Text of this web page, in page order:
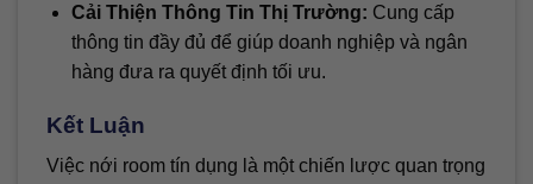
Cải Thiện Thông Tin Thị Trường: Cung cấp
thông tin đầy đủ để giúp doanh nghiệp và ngân
hàng đưa ra quyết định tối ưu.
Kết Luận
Việc nới room tín dụng là một chiến lược quan trọng